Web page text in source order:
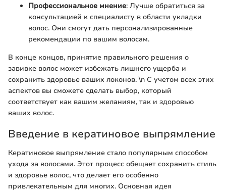
Профессиональное мнение: Лучше обратиться за
консультацией к специалисту в области укладки
волос. Они смогут дать персонализированные
рекомендации по вашим волосам.
В конце концов, принятие правильного решения о
завивке волос может избежать лишнего ущерба и
сохранить здоровье ваших локонов. \n С учетом всех этих
аспектов вы сможете сделать выбор, который
соответствует как вашим желаниям, так и здоровью
ваших волос.
Введение в кератиновое выпрямление
Кератиновое выпрямление стало популярным способом
ухода за волосами. Этот процесс обещает сохранить стиль
и здоровье волос, что делает его особенно
привлекательным для многих. Основная идея